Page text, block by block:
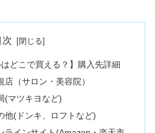
次
はどこで買える？】購入先詳細
（サロン・美容院）
(マツキヨなど)
他(ドンキ、ロフトなど)